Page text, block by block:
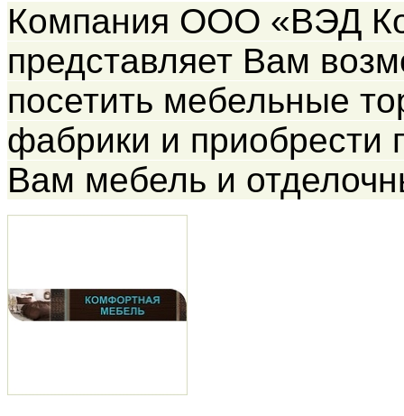
Компания ООО «ВЭД
представляет Вам
посетить мебельные
фабрики и приобрести
Вам мебель и